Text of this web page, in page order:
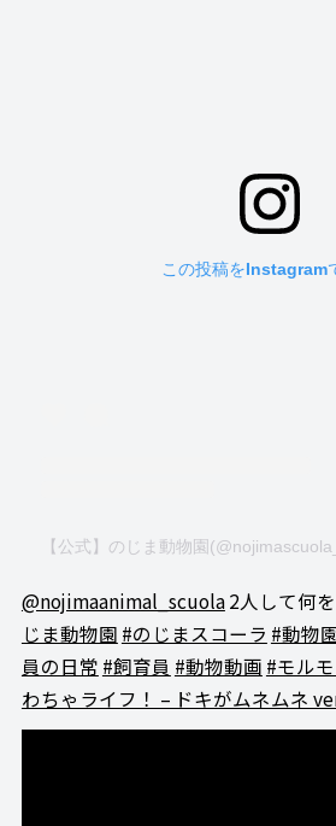
この投稿をInstagram
@nojimaanimal_scuola2人して何
じま動物園 #のじまスコーラ #動物
員の日常 #飼育員 #動物動画 #モル
わちゃライフ！ – ドキがムネムネ